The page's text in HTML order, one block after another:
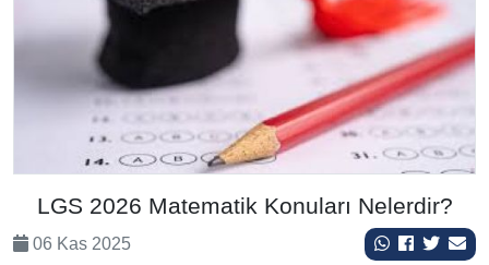
LGS 2026 Matematik Konuları Nelerdir?
06 Kas 2025